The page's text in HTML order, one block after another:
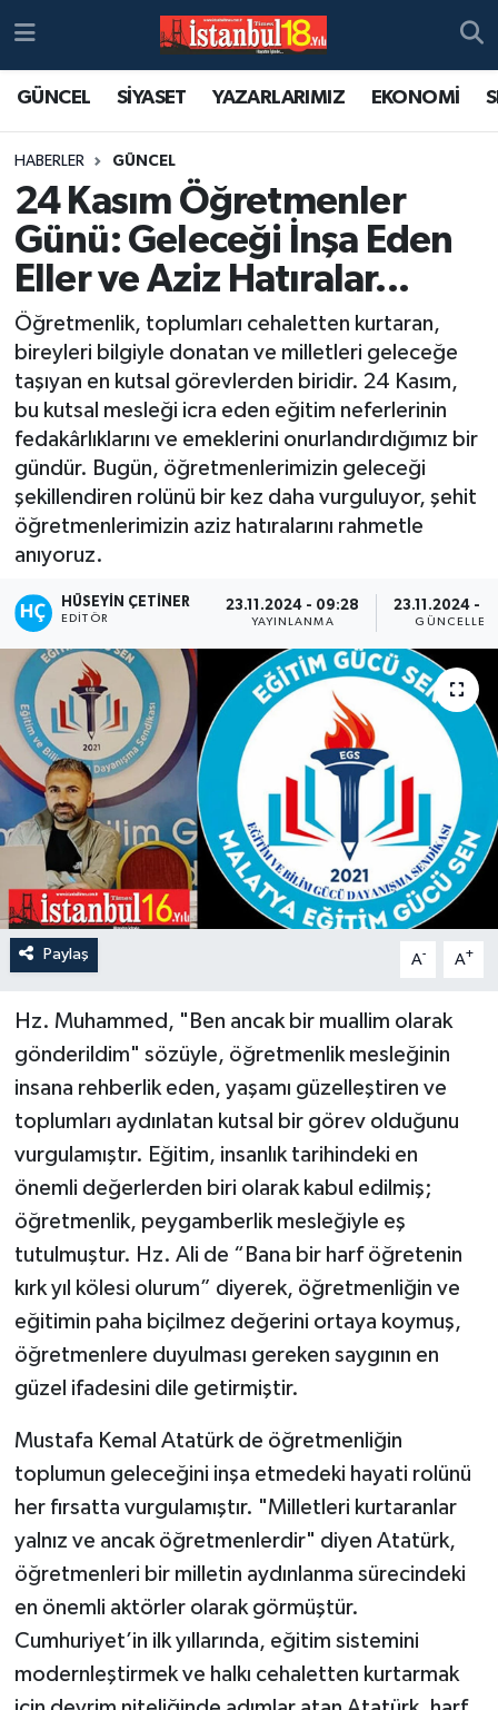
GÜNCEL SİYASET YAZARLARIMIZ EKONOMİ
HABERLER GÜNCEL
24 Kasım Öğretmenler
Günü: Geleceği İnşa Eden
Eller ve Aziz Hatıralar...
Öğretmenlik, toplumları cehaletten kurtaran,
bireyleri bilgiyle donatan ve milletleri geleceğe
taşıyan en kutsal görevlerden biridir. 24 Kasım,
bu kutsal mesleği icra eden eğitim neferlerinin
fedakârlıklarını ve emeklerini onurlandırdığımız bir
gündür. Bugün, öğretmenlerimizin geleceği
şekillendiren rolünü bir kez daha vurguluyor, şehit
öğretmenlerimizin aziz hatıralarını rahmetle
anıyoruz.
HÜSEYIN ÇETINER
EDITÖR
23.11.2024 - 09:28
YAYINLANMA
23.11.2024 -
Paylaş A- A+
Hz. Muhammed, "Ben ancak bir muallim olarak
gönderildim" sözüyle, öğretmenlik mesleğinin
insana rehberlik eden, yaşamı güzelleştiren ve
toplumları aydınlatan kutsal bir görev olduğunu
vurgulamıştır. Eğitim, insanlık tarihindeki en
önemli değerlerden biri olarak kabul edilmiş;
öğretmenlik, peygamberlik mesleğiyle eş
tutulmuştur. Hz. Ali de “Bana bir harf öğretenin
kırk yıl kölesi olurum” diyerek, öğretmenliğin ve
eğitimin paha biçilmez değerini ortaya koymuş,
öğretmenlere duyulması gereken saygının en
güzel ifadesini dile getirmiştir.
Mustafa Kemal Atatürk de öğretmenliğin
toplumun geleceğini inşa etmedeki hayati rolünü
her fırsatta vurgulamıştır. "Milletleri kurtaranlar
yalnız ve ancak öğretmenlerdir" diyen Atatürk,
öğretmenleri bir milletin aydınlanma sürecindeki
en önemli aktörler olarak görmüştür.
Cumhuriyet’in ilk yıllarında, eğitim sistemini
modernleştirmek ve halkı cehaletten kurtarmak